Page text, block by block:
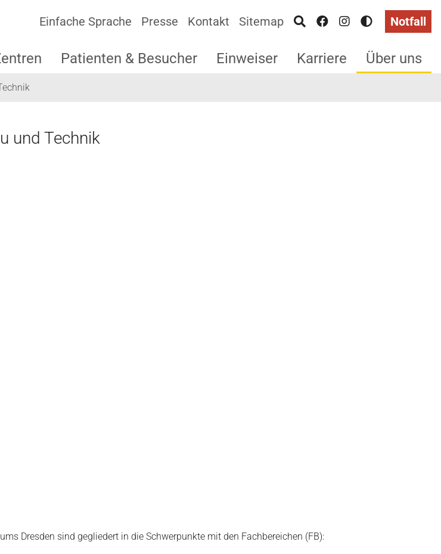
Einfache Sprache Presse Kontakt Sitemap Notfall
Patienten & Besucher Einweiser Karriere Über uns
und Technik
Dresden sind gegliedert in die Schwerpunkte mit den Fachbereichen (FB):